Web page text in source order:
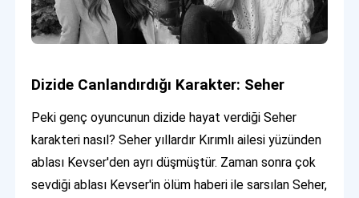
Dizide Canlandırdığı Karakter: Seher
Peki genç oyuncunun dizide hayat verdiği Seher
karakteri nasıl? Seher yıllardır Kırımlı ailesi yüzünden
ablası Kevser'den ayrı düşmüştür. Zaman sonra çok
sevdiği ablası Kevser'in ölüm haberi ile sarsılan Seher,